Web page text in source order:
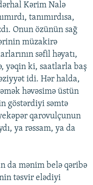
Kərim Nalə
tanımırdısa,
Onun özünün sağ
müzakirə
səfil həyatı,
yəqin ki, saatlarla baş
idi. Hər halda,
həvəsimə üstün
göstərdiyi səmtə
qarovulçunun
ya rəssam, ya da
da mənim belə qəribə
təsvir elədiyi